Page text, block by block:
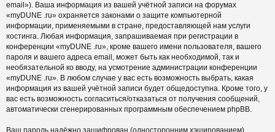
email»). Ваша информация из вашей учётной записи на форумах
«myDUNE .ru» охраняется законами о защите компьютерной
информации, применяемыми в стране, предоставляющей нам услуги
хостинга. Любая информация, запрашиваемая при регистрации в
конференции «myDUNE .ru», кроме вашего имени пользователя, вашего
пароля и вашего адреса email, может быть как необходимой, так и
необязательной ко вводу, на усмотрение администрации конференции
«myDUNE .ru». В любом случае у вас есть возможность выбрать, какая
информация из вашей учётной записи будет общедоступна. Кроме того, у
вас есть возможность согласиться/отказаться от получения сообщений,
автоматически сгенерированных программным обеспечением phpBB.
Ваш пароль надёжно зашифрован (односторонним хэшированием).